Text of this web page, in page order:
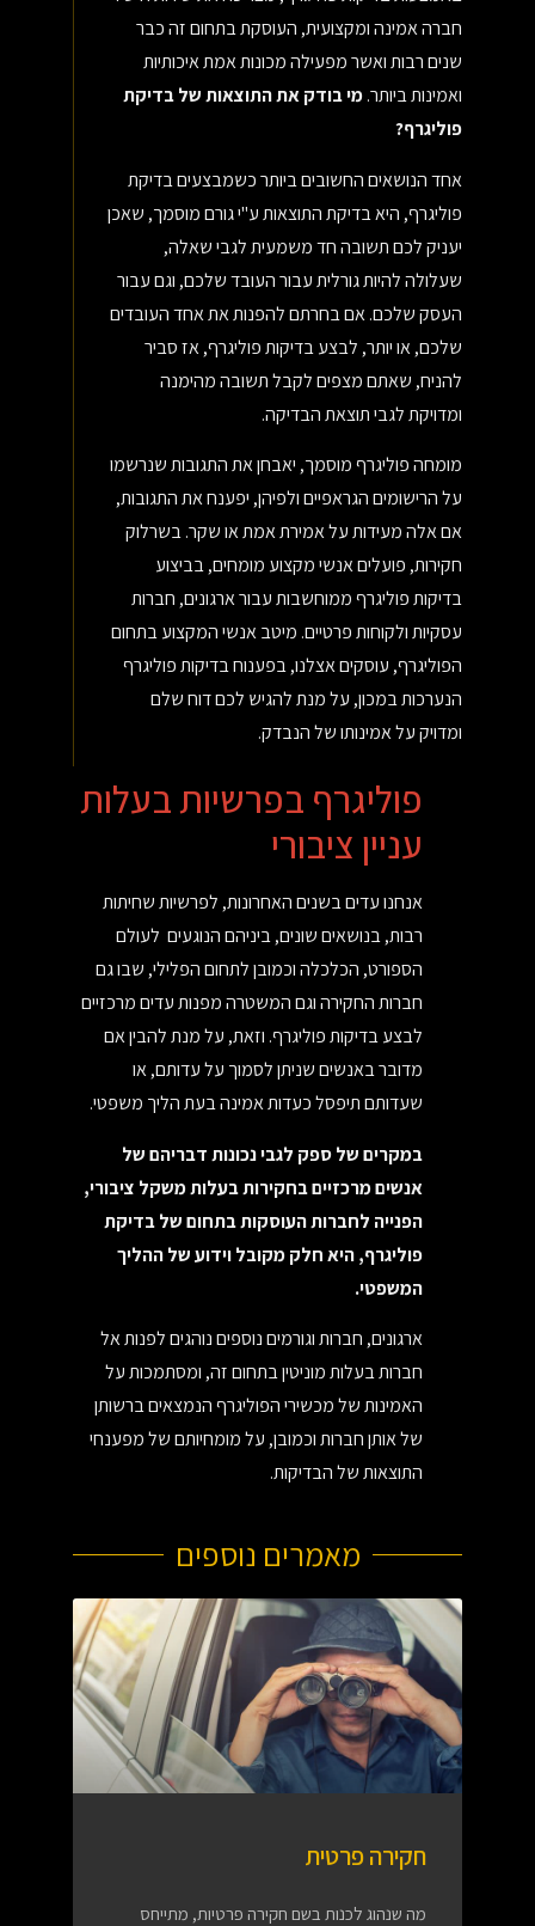
חברה אמינה ומקצועית, העוסקת בתחום זה כבר
שנים רבות ואשר מפעילה מכונות אמת איכותיות
ואמינות ביותר.מי בודק את התוצאות של בדיקת
פוליגרף?
אחד הנושאים החשובים ביותר כשמבצעים בדיקת
פוליגרף, היא בדיקת התוצאות ע"י גורם מוסמך, שאכן
יעניק לכם תשובה חד משמעית לגבי שאלה,
שעלולה להיות גורלית עבור העובד שלכם, וגם עבור
העסק שלכם. אם בחרתם להפנות את אחד העובדים
שלכם, או יותר, לבצע בדיקות פוליגרף, אז סביר
להניח, שאתם מצפים לקבל תשובה מהימנה
ומדויקת לגבי תוצאת הבדיקה.
מומחה פוליגרף מוסמך, יאבחן את התגובות שנרשמו
על הרישומים הגראפיים ולפיהן, יפענח את התגובות,
אם אלה מעידות על אמירת אמת או שקר. בשרלוק
חקירות, פועלים אנשי מקצוע מומחים, בביצוע
בדיקות פוליגרף ממוחשבות עבור ארגונים, חברות
עסקיות ולקוחות פרטיים. מיטב אנשי המקצוע בתחום
הפוליגרף, עוסקים אצלנו, בפענוח בדיקות פוליגרף
הנערכות במכון, על מנת להגיש לכם דוח שלם
ומדויק על אמינותו של הנבדק.
פוליגרף בפרשיות בעלות
עניין ציבורי
אנחנו עדים בשנים האחרונות, לפרשיות שחיתות
רבות, בנושאים שונים, ביניהם הנוגעים לעולם
הספורט, הכלכלה וכמובן לתחום הפלילי, שבו גם
חברות החקירה וגם המשטרה מפנות עדים מרכזיים
לבצע בדיקות פוליגרף. וזאת, על מנת להבין אם
מדובר באנשים שניתן לסמוך על עדותם, או
שעדותם תיפסל כעדות אמינה בעת הליך משפטי.
במקרים של ספק לגבי נכונות דבריהם של
אנשים מרכזיים בחקירות בעלות משקל ציבורי,
הפנייה לחברות העוסקות בתחום של בדיקת
פוליגרף, היא חלק מקובל וידוע של ההליך
המשפטי.
ארגונים, חברות וגורמים נוספים נוהגים לפנות אל
חברות בעלות מוניטין בתחום זה, ומסתמכות על
האמינות של מכשירי הפוליגרף הנמצאים ברשותן
של אותן חברות וכמובן, על מומחיותם של מפענחי
התוצאות של הבדיקות.
מאמרים נוספים​
חקירה פרטית
מה שנהוג לכנות בשם חקירה פרטיות, מתייחס